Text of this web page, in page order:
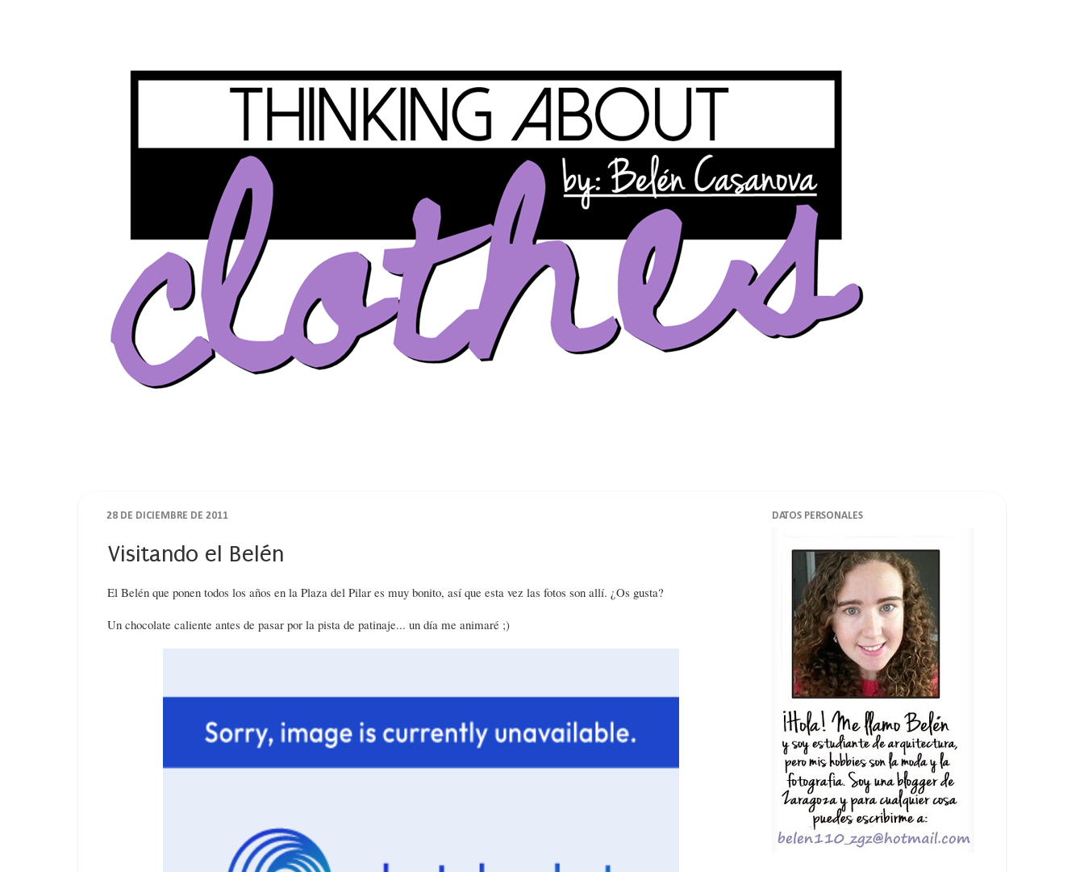
28 DE DICIEMBRE DE 2011
Visitando el Belén
El Belén que ponen todos los años en la Plaza del Pilar es muy bonito, así que esta vez las fotos son allí. ¿Os gusta?
Un chocolate caliente antes de pasar por la pista de patinaje... un día me animaré ;)
DATOS PERSONALES